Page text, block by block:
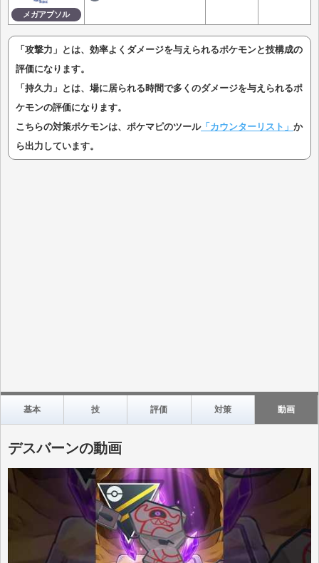
メガアブソル
「攻撃力」とは、効率よくダメージを与えられるポケモンと技構成の
評価になります。
「持久力」とは、場に居られる時間で多くのダメージを与えられるポ
ケモンの評価になります。
こちらの対策ポケモンは、ポケマピのツール「カウンターリスト」 か
ら出力しています。
基本 技 評価 対策 動画
デスバーンの動画